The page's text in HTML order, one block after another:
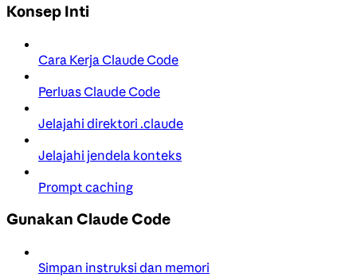
Konsep Inti
Cara Kerja Claude Code
Perluas Claude Code
Jelajahi direktori .claude
Jelajahi jendela konteks
Prompt caching
Gunakan Claude Code
Simpan instruksi dan memori